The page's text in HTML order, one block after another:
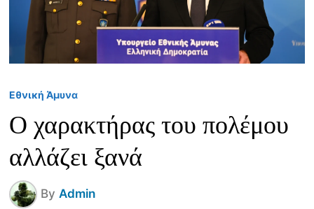
Εθνική Άμυνα
Ο χαρακτήρας του πολέμου
αλλάζει ξανά
By Admin